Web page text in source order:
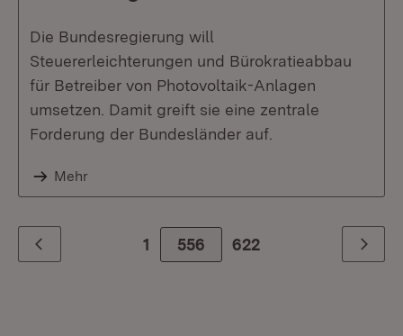
Die Bundesregierung will
Steuererleichterungen und Bürokratieabbau
für Betreiber von Photovoltaik-Anlagen
umsetzen. Damit greift sie eine zentrale
Forderung der Bundesländer auf.
Mehr
Zurück 1 556 Zur letzte Seite
622 Weiter